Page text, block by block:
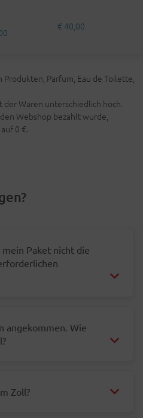
€ 40,00
Parfum, Eau de Toilette,
Waren unterschiedlich hoch.
Webshop bezahlt wurde,
0 €.
mein Paket nicht die
angekommen. Wie
Zoll?